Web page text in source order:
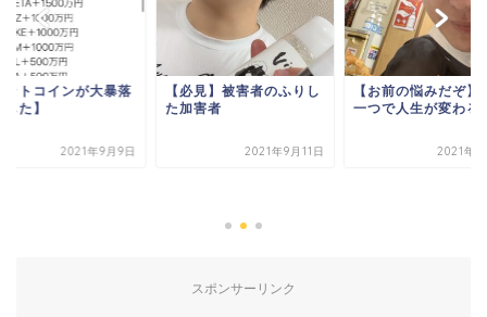
ットコインが大暴落
た】
2021年9月9日
【必見】被害者のふりし
た加害者
2021年9月11日
【お前の悩みだぞ】
一つで人生が変わる
2021年9
スポンサーリンク